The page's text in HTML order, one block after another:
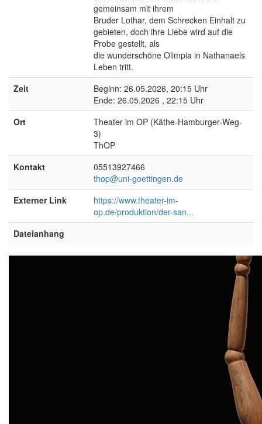
gemeinsam mit ihrem
Bruder Lothar, dem Schrecken Einhalt zu
gebieten, doch ihre Liebe wird auf die
Probe gestellt, als
die wunderschöne Olimpia in Nathanaels
Leben tritt.
Zeit
Beginn: 26.05.2026, 20:15 Uhr
Ende: 26.05.2026 , 22:15 Uhr
Ort
Theater im OP (Käthe-Hamburger-Weg-
3)
ThOP
Kontakt
05513927466
thop@uni-goettingen.de
Externer Link
https://www.theater-im-
op.de/produktion/der-san...
Dateianhang